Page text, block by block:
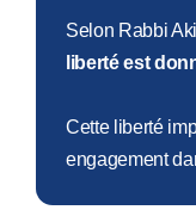
Selon Rabbi
liberté est
Cette liberté
engagement